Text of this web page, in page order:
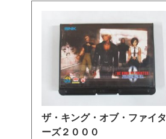
ザ・キング・オブ・ファイタ
ーズ２０００